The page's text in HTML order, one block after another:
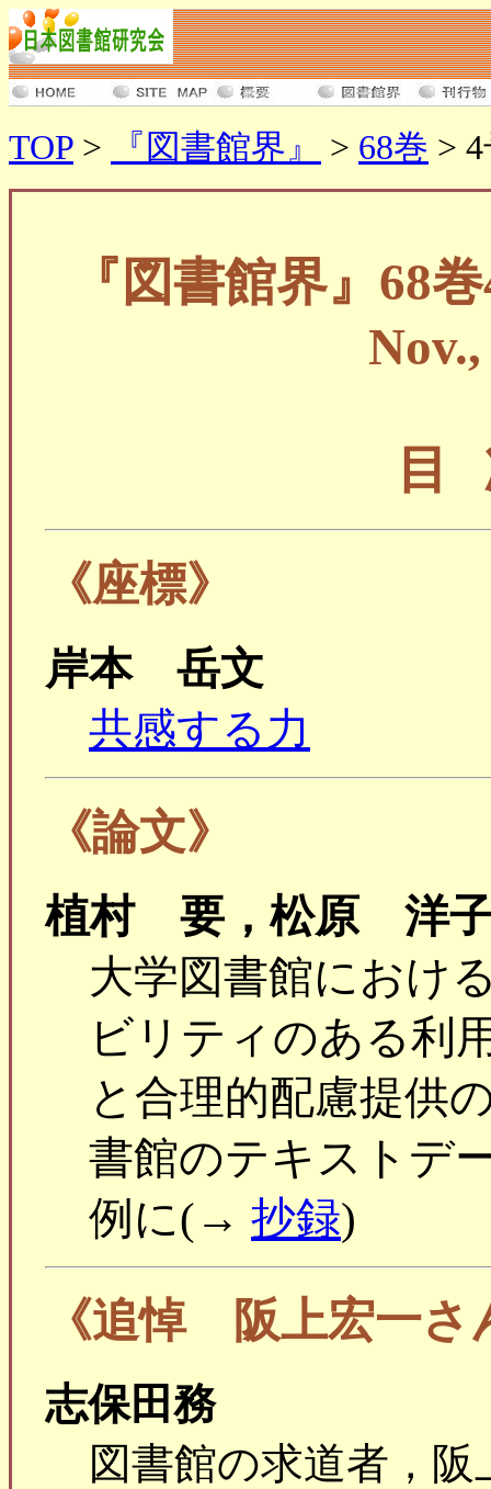
TOP > 『図書館界』 > 68巻 >
『図書館界』68
《座標》
岸本 岳文
共感する力
《論文》
植村 要，松原 洋
大学図書館におけ
ビリティのある利
と合理的配慮提供
書館のテキストデ
例に(→ 抄録)
《追悼 阪上宏一さ
志保田務
図書館の求道者，